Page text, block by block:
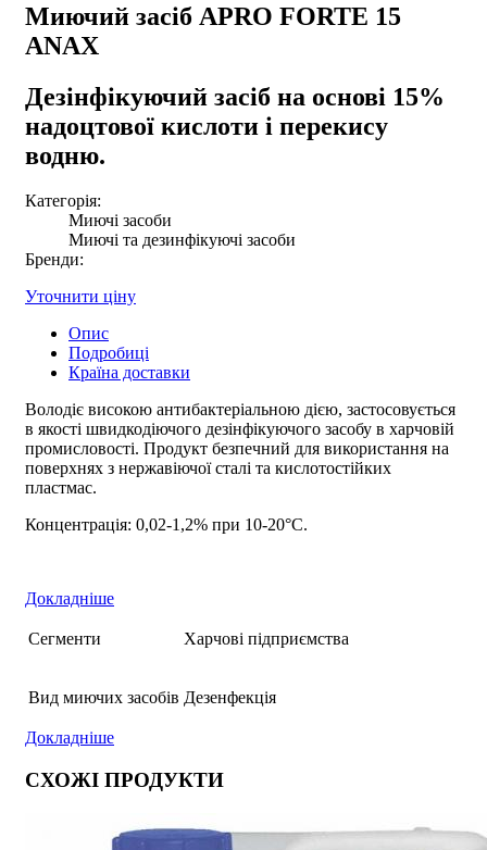
Миючий засіб APRO FORTE 15
ANAX
Дезінфікуючий засіб на основі 15%
надоцтової кислоти і перекису
водню.
Категорія:
Миючі засоби
Миючі та дезинфікуючі засоби
Бренди:
Уточнити ціну
Опис
Подробиці
Країна доставки
Володіє високою антибактеріальною дією, застосовується
в якості швидкодіючого дезінфікуючого засобу в харчовій
промисловості. Продукт безпечний для використання на
поверхнях з нержавіючої сталі та кислотостійких
пластмас.
Концентрація: 0,02-1,2% при 10-20°С.
Докладніше
Сегменти Харчові підприємства
Вид миючих засобів Дезенфекція
Докладніше
СХОЖІ ПРОДУКТИ